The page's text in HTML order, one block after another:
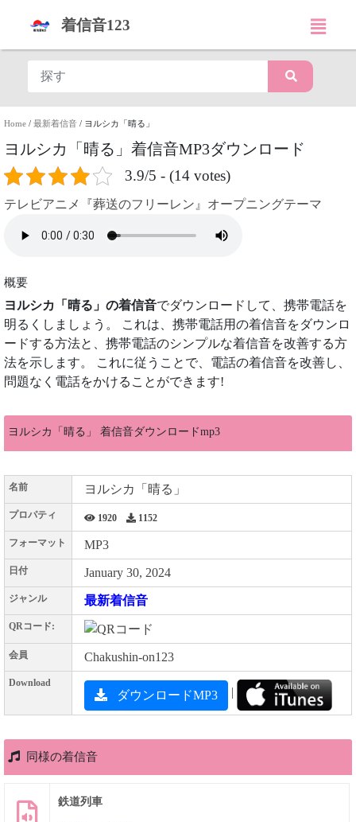
着信音123
Home / 最新着信音 / ヨルシカ「晴る」
ヨルシカ「晴る」着信音MP3ダウンロード
3.9/5 - (14 votes)
テレビアニメ『葬送のフリーレン』オープニングテーマ
概要
ヨルシカ「晴る」の着信音でダウンロードして、携帯電話を
明るくしましょう。 これは、携帯電話用の着信音をダウンロ
ードする方法と、携帯電話のシンプルな着信音を改善する方
法を示します。 これに従うことで、電話の着信音を改善し、
問題なく電話をかけることができます!
ヨルシカ「晴る」 着信音ダウンロードmp3
名前 ヨルシカ「晴る」
プロパティ 1920 1152
フォーマット MP3
日付 January 30, 2024
ジャンル 最新着信音
QRコード:
会員 Chakushin-on123
Download
ダウンロードMP3 |
同様の着信音
鉄道列車